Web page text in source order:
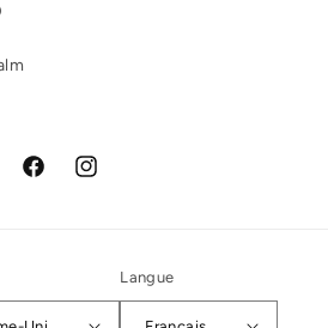
FacebookInstagram
Langue